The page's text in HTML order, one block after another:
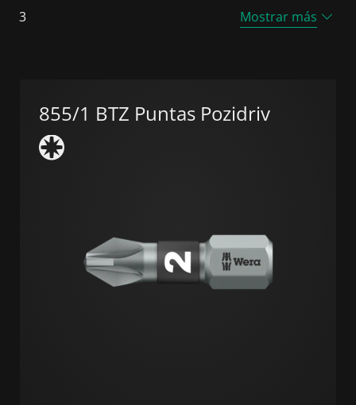
3 Mostrar más
855/1 BTZ Puntas Pozidriv